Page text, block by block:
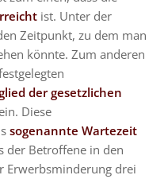
ist. Unter der
Zeitpunkt, zu dem man
könnte. Zum anderen
der gesetzlichen
Diese
sogenannte Wartezeit
der Betroffene in den
Erwerbsminderung drei